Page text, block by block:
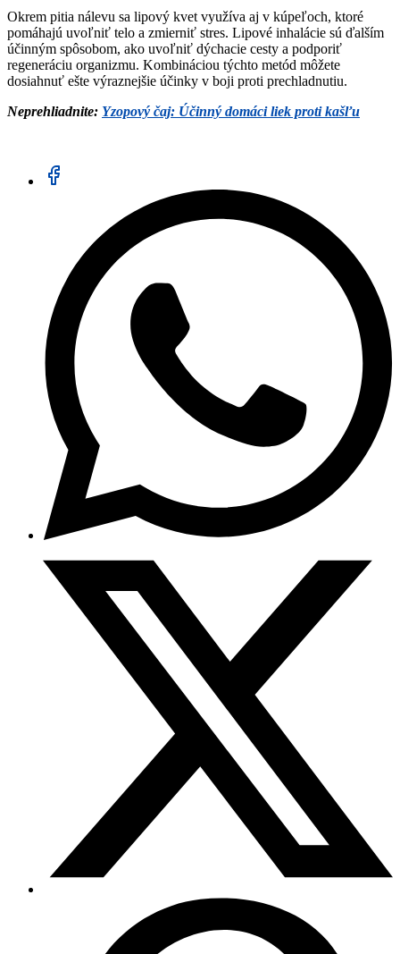
Okrem pitia nálevu sa lipový kvet využíva aj v kúpeľoch, ktoré
pomáhajú uvoľniť telo a zmierniť stres. Lipové inhalácie sú ďalším
účinným spôsobom, ako uvoľniť dýchacie cesty a podporiť
regeneráciu organizmu. Kombináciou týchto metód môžete
dosiahnuť ešte výraznejšie účinky v boji proti prechladnutiu.
Neprehliadnite: Yzopový čaj: Účinný domáci liek proti kašľu